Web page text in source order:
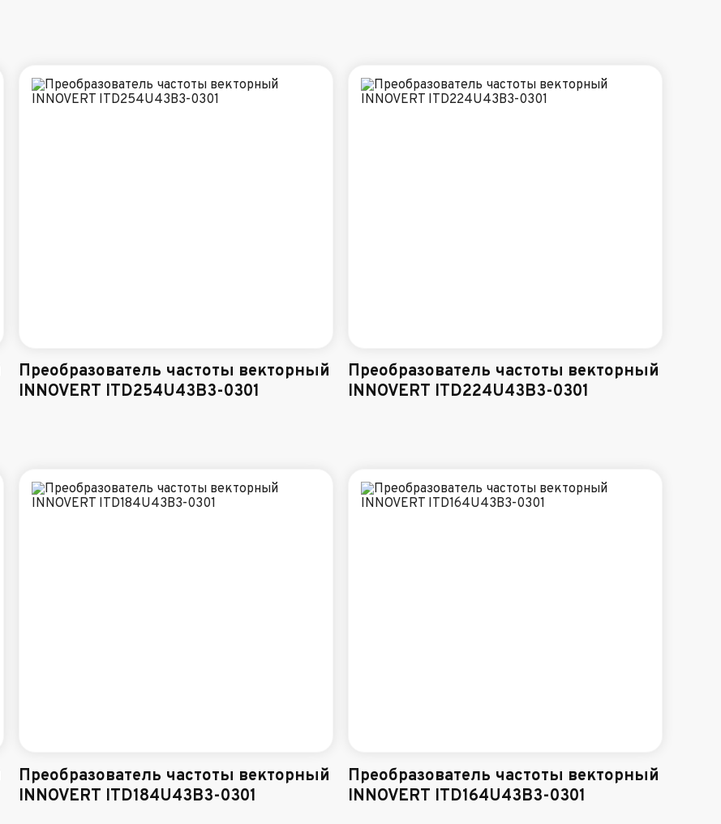
Преобразователь частоты векторный
INNOVERT ITD254U43B3-0301
Преобразователь частоты векторный
INNOVERT ITD224U43B3-0301
Преобразователь частоты векторный
INNOVERT ITD184U43B3-0301
Преобразователь частоты векторный
INNOVERT ITD164U43B3-0301